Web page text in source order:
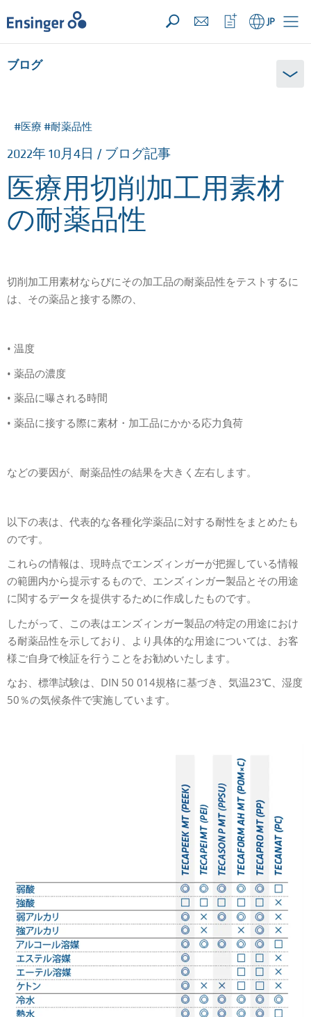
お問い合わせリスト ({{productCount}} 件の素材)開く
ホ
ー
ム
JP
ウ
ォ
ッ
ブログ
#医療 #耐薬品性
2022年 10月4日 / ブログ記事
医療用切削加工用素材
の耐薬品性
切削加工用素材ならびにその加工品の耐薬品性をテストするに
は、その薬品と接する際の、
• 温度
• 薬品の濃度
• 薬品に曝される時間
• 薬品に接する際に素材・加工品にかかる応力負荷
などの要因が、耐薬品性の結果を大きく左右します。
以下の表は、代表的な各種化学薬品に対する耐性をまとめたも
のです。
これらの情報は、現時点でエンズィンガーが把握している情報
の範囲内から提示するもので、エンズィンガー製品とその用途
に関するデータを提供するために作成したものです。
したがって、この表はエンズィンガー製品の特定の用途におけ
る耐薬品性を示しており、より具体的な用途については、お客
様ご自身で検証を行うことをお勧めいたします。
なお、標準試験は、DIN 50 014規格に基づき、気温23℃、湿度
50％の気候条件で実施しています。